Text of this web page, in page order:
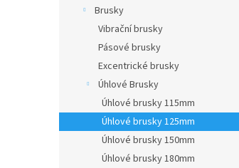
Brusky
Vibrační brusky
Pásové brusky
Excentrické brusky
Úhlové Brusky
Úhlové brusky 115mm
Úhlové brusky 125mm
Úhlové brusky 150mm
Úhlové brusky 180mm